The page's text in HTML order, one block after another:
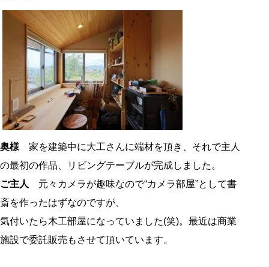
奥様 家を建築中に大工さんに端材を頂き、それで主人
の最初の作品、リビングテーブルが完成しました。
ご主人
元々カメラが趣味なので“カメラ部屋”として書
斎を作ったはずなのですが、
気付いたら木工部屋になっていました(笑)。最近は商業
施設で委託販売もさせて頂いています。